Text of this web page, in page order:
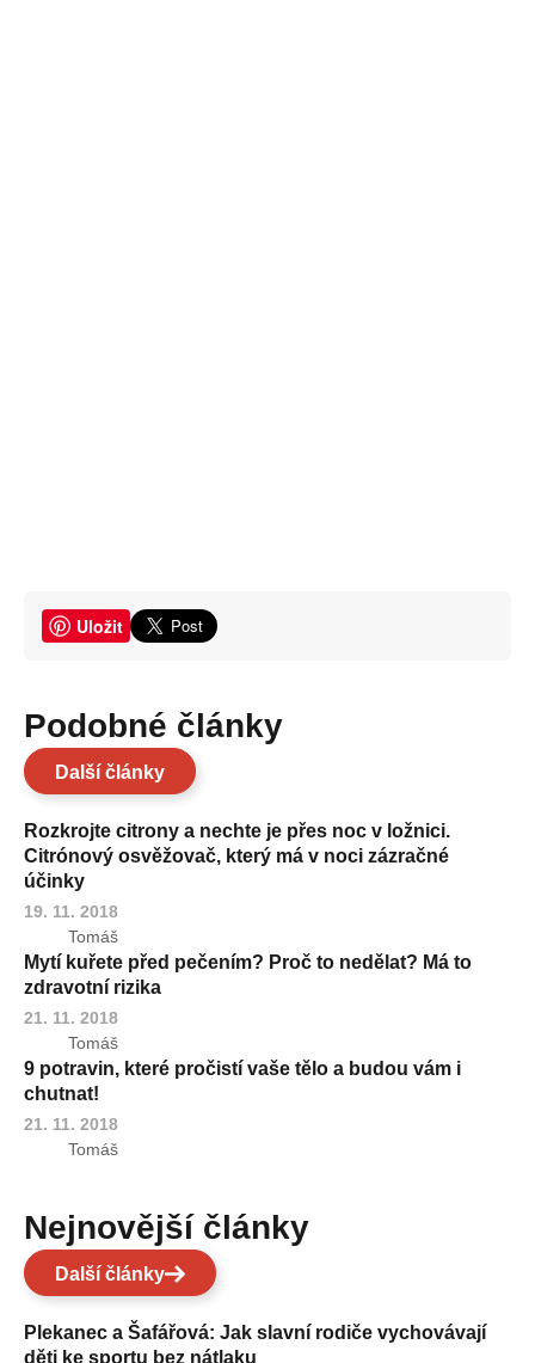
Uložit
Podobné články
Další články
Rozkrojte citrony a nechte je přes noc v ložnici.
Citrónový osvěžovač, který má v noci zázračné
účinky
19. 11. 2018
Tomáš
Mytí kuřete před pečením? Proč to nedělat? Má to
zdravotní rizika
21. 11. 2018
Tomáš
9 potravin, které pročistí vaše tělo a budou vám i
chutnat!
21. 11. 2018
Tomáš
Nejnovější články
Další články
Plekanec a Šafářová: Jak slavní rodiče vychovávají
děti ke sportu bez nátlaku